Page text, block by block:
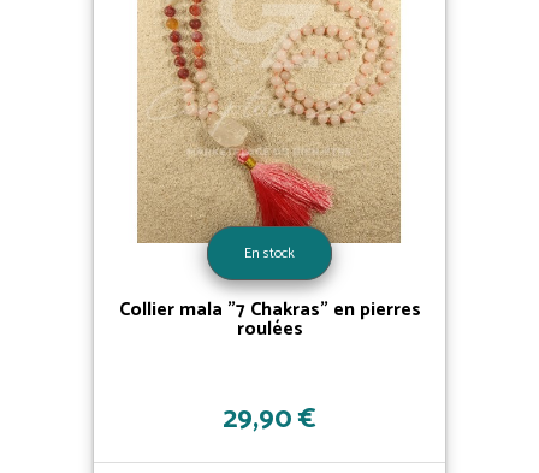
En stock
Collier mala "7 Chakras" en pierres
roulées
29,90 €